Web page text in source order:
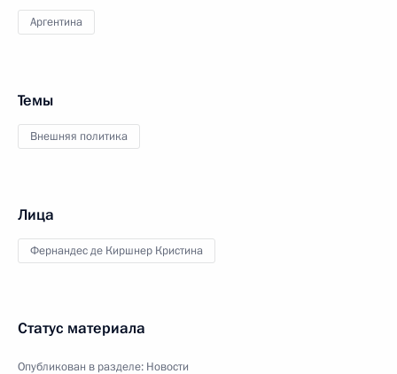
Аргентина
Темы
Внешняя политика
Лица
Фернандес де Киршнер Кристина
Статус материала
Опубликован в разделе: Новости